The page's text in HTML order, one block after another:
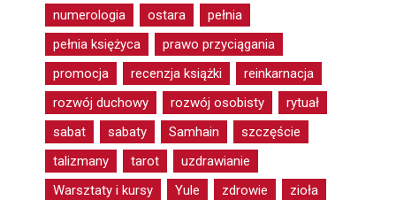
numerologia
ostara
pełnia
pełnia księżyca
prawo przyciągania
promocja
recenzja książki
reinkarnacja
rozwój duchowy
rozwój osobisty
rytuał
sabat
sabaty Samhain
szczęście
talizmany
tarot
uzdrawianie
Warsztaty i kursy
Yule zdrowie
zioła